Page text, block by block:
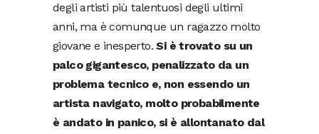
degli artisti più talentuosi degli ultimi
anni, ma è comunque un ragazzo molto
giovane e inesperto. Si è trovato su un
palco gigantesco, penalizzato da un
problema tecnico e, non essendo un
artista navigato, molto probabilmente
è andato in panico, si è allontanato dal